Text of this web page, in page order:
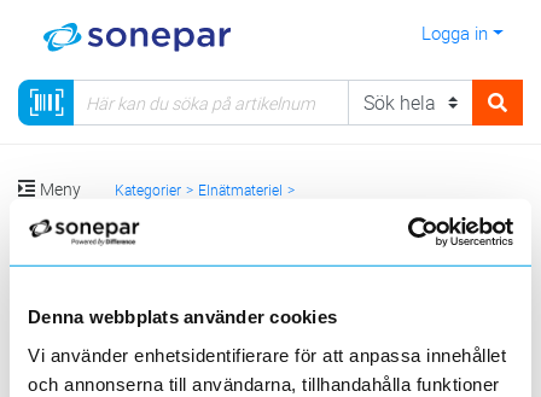
Denna webbplats använder cookies
Vi använder enhetsidentifierare för att anpassa innehållet
och annonserna till användarna, tillhandahålla funktioner
Logga in
Meny Kategorier Elnätmateriel
06 - EBR-satser, elnätmateriel & åskskydd Ledningsklämmor
Visa produkter från alla underliggande kategorier